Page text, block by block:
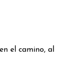
el camino, al